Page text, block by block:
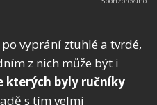
vyprání ztuhlé a tvrdé,
z nich může být i
kterých byly ručníky
s tím velmi